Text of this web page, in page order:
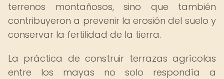
terrenos montañosos, sino que también
contribuyeron a prevenir la erosión del suelo y
conservar la fertilidad de la tierra.
La práctica de construir terrazas agrícolas
entre los mayas no solo respondía a